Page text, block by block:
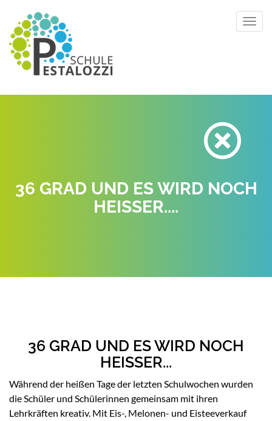
36 GRAD UND ES WIRD NOCH
HEISSER....
36 GRAD UND ES WIRD NOCH
HEISSER...
Während der heißen Tage der letzten Schulwochen wurden
die Schüler und Schülerinnen gemeinsam mit ihren
Lehrkräften kreativ. Mit Eis-, Melonen- und Eisteeverkauf